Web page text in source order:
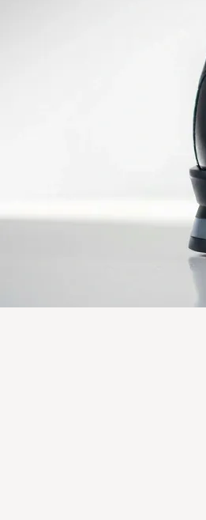
black :